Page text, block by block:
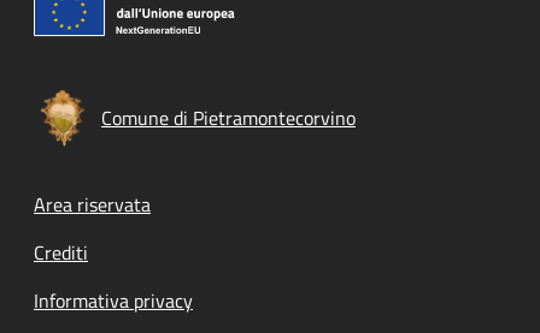
Comune di Pietramontecorvino
Footer menu
Area riservata
Crediti
Informativa privacy